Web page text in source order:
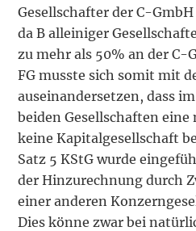
Gesellschafter der C-
da B alleiniger
zu mehr als 50% an der C-
FG musste sich somit mit
auseinandersetzen, dass
beiden Gesellschaften
keine Kapitalgesellschaft
Satz 5 KStG wurde
der Hinzurechnung durch
einer anderen
Dies könne zwar bei